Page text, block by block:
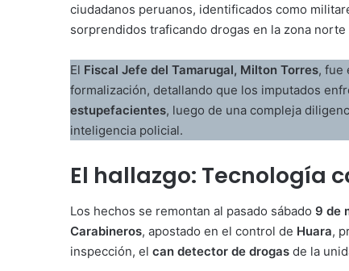
ciudadanos peruanos, identificados como
sorprendidos traficando drogas en la zona norte
El Fiscal Jefe del Tamarugal, Milton Torres, fue
formalización, detallando que los imputados
estupefacientes, luego de una compleja
inteligencia policial.
El hallazgo: Tecnología
Los hechos se remontan al pasado sábado 9 de
Carabineros, apostado en el control de Huara,
inspección, el can detector de drogas de la